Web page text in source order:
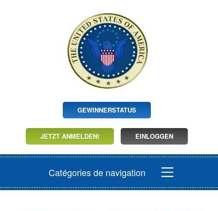
GEWINNERSTATUS
JETZT ANMELDEN! EINLOGGEN
Catégories de navigation